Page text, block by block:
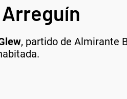
, partido de Almirante